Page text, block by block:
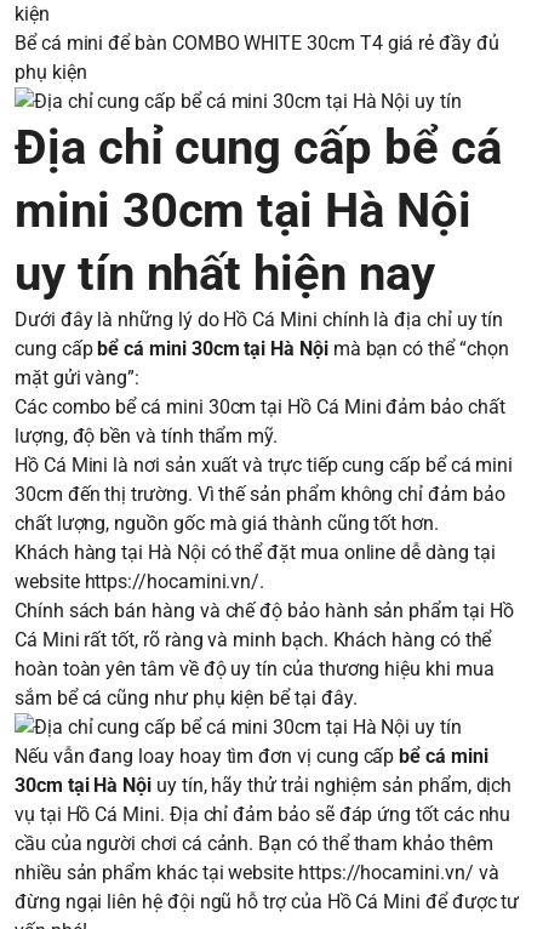
kiện
Bể cá mini để bàn COMBO WHITE 30cm T4 giá rẻ đầy đủ
phụ kiện
Địa chỉ cung cấp bể cá
mini 30cm tại Hà Nội
uy tín nhất hiện nay
Dưới đây là những lý do Hồ Cá Mini chính là địa chỉ uy tín
cung cấpbể cá mini 30cm tại Hà Nội mà bạn có thể “chọn
mặt gửi vàng”:
Các combo bể cá mini 30cm tại Hồ Cá Mini đảm bảo chất
lượng, độ bền và tính thẩm mỹ.
Hồ Cá Mini là nơi sản xuất và trực tiếp cung cấp bể cá mini
30cm đến thị trường. Vì thế sản phẩm không chỉ đảm bảo
chất lượng, nguồn gốc mà giá thành cũng tốt hơn.
Khách hàng tại Hà Nội có thể đặt mua online dễ dàng tại
website https://hocamini.vn/.
Chính sách bán hàng và chế độ bảo hành sản phẩm tại Hồ
Cá Mini rất tốt, rõ ràng và minh bạch. Khách hàng có thể
hoàn toàn yên tâm về độ uy tín của thương hiệu khi mua
sắm bể cá cũng như phụ kiện bể tại đây.
Nếu vẫn đang loay hoay tìm đơn vị cung cấpbể cá mini
30cm tại Hà Nội uy tín, hãy thử trải nghiệm sản phẩm, dịch
vụ tại Hồ Cá Mini. Địa chỉ đảm bảo sẽ đáp ứng tốt các nhu
cầu của người chơi cá cảnh. Bạn có thể tham khảo thêm
nhiều sản phẩm khác tại website https://hocamini.vn/ và
đừng ngại liên hệ đội ngũ hỗ trợ của Hồ Cá Mini để được tư